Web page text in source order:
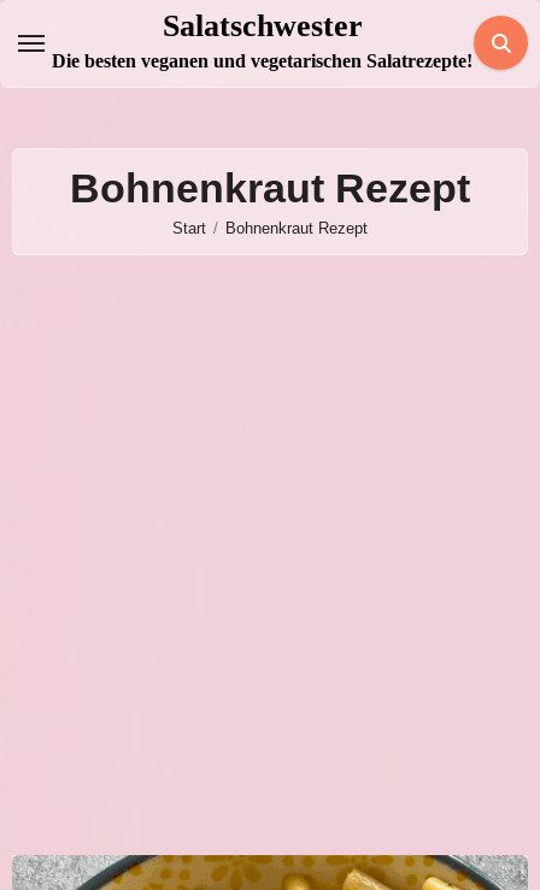
Inhalt
springen
Salatschwester
Die besten veganen und vegetarischen Salatrezepte!
Bohnenkraut Rezept
Start Bohnenkraut Rezept